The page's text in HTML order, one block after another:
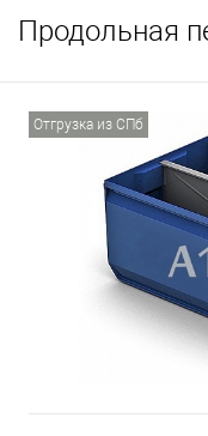
Продольная
Отгрузка из СПб